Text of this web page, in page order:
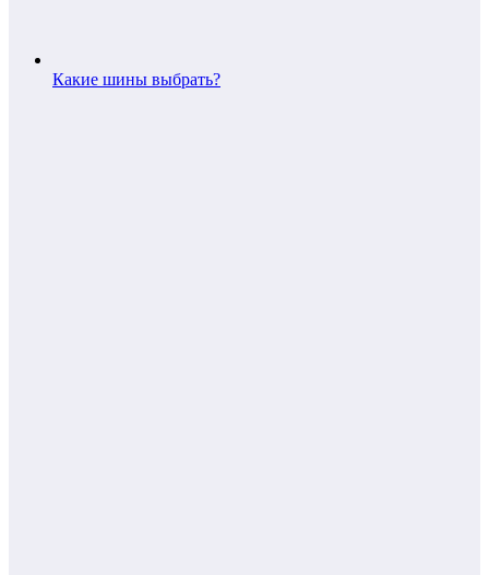
Какие шины выбрать?